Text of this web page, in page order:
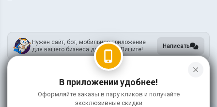
Нужен сайт, бот, мобильное приложение
для вашего бизнеса доставки? Пишите!
Написать
ОГРНИП 318745600119755
close
phone_iphone
В приложении удобнее!
Оформляйте заказы в пару кликов и получайте
эксклюзивные скидки